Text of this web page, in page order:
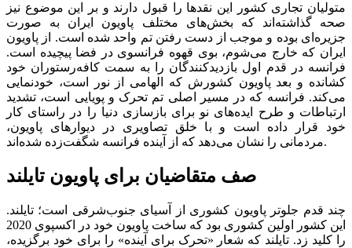
متولیان تجاری کشور این نقدها را قبول دارند و بر این موضوع نیز
صحه گذاشته‌اند که بخش‌های مختلف پاویون ایران به صورت
جزیره‌ای بوده و موجب از دست رفتن تم واحد شده است. از پاویون
ایران که خارج می‌شوم، بوی قهوه فرانسوی در فضا پیچیده است.
فرانسه در قدم اول بازدیدکنندگان را به سمت کافه‌رستوران خود
کشانده و بعد پاویون کشورش که الهامی از نور است، خودنمایی
می‌کند. فرانسه که در مسیر اصلی تم تحرک و پویایی است، تشدید
ارتباطات و طرح ایده‌های نو برای بازسازی دنیا را در راستای کار
خود قرار داده است و با خلق تصاویری در دیوارهای پاویون،
مردمانی را نشان می‌دهد که از آینده فرانسه شگفت‌زده شده‌‌‌اند.
صف متقاضیان برای پاویون تایلند
چند قدم جلوتر پاویون کشوری از آسیای جنوب‌شرقی است؛ تایلند.
این کشور اولین کشوری بود که ساخت پاویون خود در اکسپوی 2020
را کلید زد. تایلند که شعار «تحرک برای آینده» را برای خود برگزیده،